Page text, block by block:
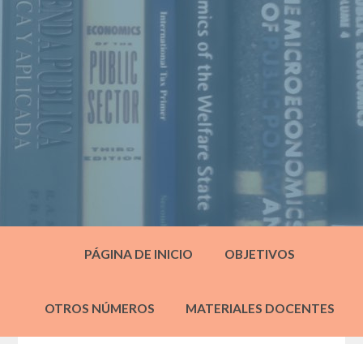
PÁGINA DE INICIO OBJETIVOS
OTROS NÚMEROS MATERIALES DOCENTES